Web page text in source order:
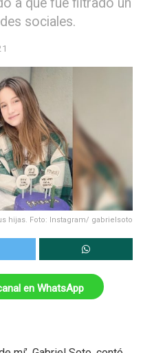
sociales.
hijas. Foto: Instagram/ gabrielsoto
en WhatsApp